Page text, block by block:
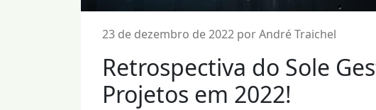
23 de dezembro de 2022 por André Traichel
Retrospectiva do Sole
Projetos em 2022!